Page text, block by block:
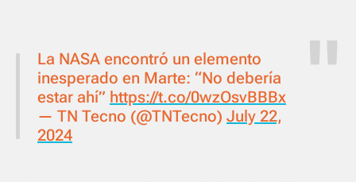
La NASA encontró un elemento
inesperado en Marte: “No debería
estar ahí” https://t.co/0wzOsvBBBx
— TN Tecno (@TNTecno) July 22,
2024